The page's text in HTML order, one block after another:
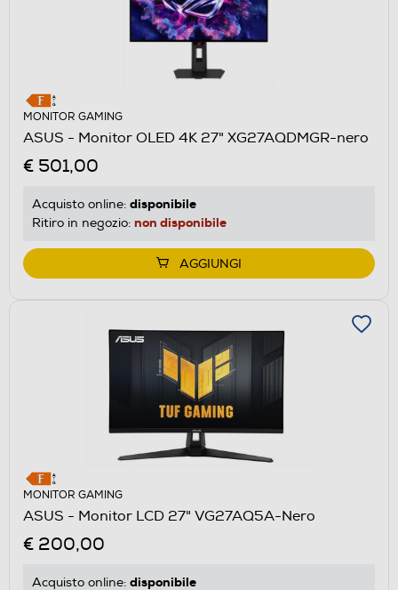
MONITOR GAMING
ASUS - Monitor OLED 4K 27" XG27AQDMGR-nero
€ 501,00
Acquisto online: disponibile
Ritiro in negozio: non disponibile
AGGIUNGI
MONITOR GAMING
ASUS - Monitor LCD 27" VG27AQ5A-Nero
€ 200,00
Acquisto online: disponibile